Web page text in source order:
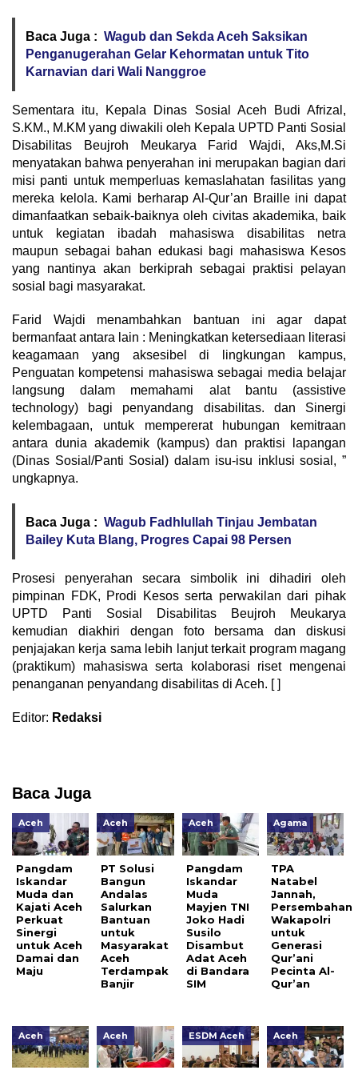
Baca Juga : Wagub dan Sekda Aceh Saksikan
Penganugerahan Gelar Kehormatan untuk Tito
Karnavian dari Wali Nanggroe
Sementara itu, Kepala Dinas Sosial Aceh Budi Afrizal,
S.KM., M.KM yang diwakili oleh Kepala UPTD Panti Sosial
Disabilitas Beujroh Meukarya Farid Wajdi, Aks,M.Si
menyatakan bahwa penyerahan ini merupakan bagian dari
misi panti untuk memperluas kemaslahatan fasilitas yang
mereka kelola. Kami berharap Al-Qur’an Braille ini dapat
dimanfaatkan sebaik-baiknya oleh civitas akademika, baik
untuk kegiatan ibadah mahasiswa disabilitas netra
maupun sebagai bahan edukasi bagi mahasiswa Kesos
yang nantinya akan berkiprah sebagai praktisi pelayan
sosial bagi masyarakat.
Farid Wajdi menambahkan bantuan ini agar dapat
bermanfaat antara lain : Meningkatkan ketersediaan literasi
keagamaan yang aksesibel di lingkungan kampus,
Penguatan kompetensi mahasiswa sebagai media belajar
langsung dalam memahami alat bantu (assistive
technology) bagi penyandang disabilitas. dan Sinergi
kelembagaan, untuk mempererat hubungan kemitraan
antara dunia akademik (kampus) dan praktisi lapangan
(Dinas Sosial/Panti Sosial) dalam isu-isu inklusi sosial, ”
ungkapnya.
Baca Juga : Wagub Fadhlullah Tinjau Jembatan
Bailey Kuta Blang, Progres Capai 98 Persen
Prosesi penyerahan secara simbolik ini dihadiri oleh
pimpinan FDK, Prodi Kesos serta perwakilan dari pihak
UPTD Panti Sosial Disabilitas Beujroh Meukarya
kemudian diakhiri dengan foto bersama dan diskusi
penjajakan kerja sama lebih lanjut terkait program magang
(praktikum) mahasiswa serta kolaborasi riset mengenai
penanganan penyandang disabilitas di Aceh. [ ]
Editor: Redaksi
Baca Juga
Aceh
Pangdam
Iskandar
Muda dan
Kajati Aceh
Perkuat
Sinergi
untuk Aceh
Damai dan
Maju
Aceh
PT Solusi
Bangun
Andalas
Salurkan
Bantuan
untuk
Masyarakat
Aceh
Terdampak
Banjir
Aceh
Pangdam
Iskandar
Muda
Mayjen TNI
Joko Hadi
Susilo
Disambut
Adat Aceh
di Bandara
SIM
Agama
TPA
Natabel
Jannah,
Persembahan
Wakapolri
untuk
Generasi
Qur’ani
Pecinta Al-
Qur’an
Aceh Aceh ESDM Aceh Aceh